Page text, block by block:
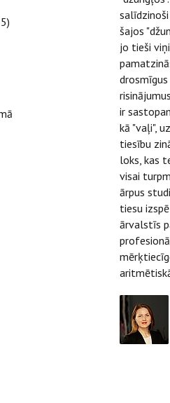
šajos
jo tieši
ir
kā "vaļi",
tiesību
loks, kas
visai
ārpus
tiesu
ārvalstīs